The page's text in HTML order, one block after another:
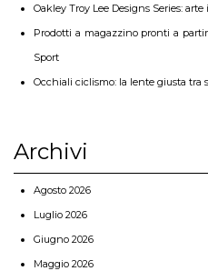
Oakley Troy Lee Designs Series:
Prodotti a magazzino pronti a
Sport
Occhiali ciclismo: la lente giusta tra
Archivi
Agosto 2026
Luglio 2026
Giugno 2026
Maggio 2026